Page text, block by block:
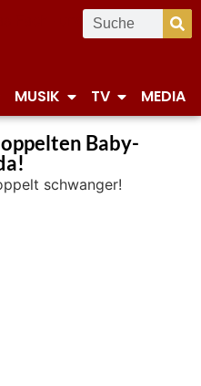
MUSIK TV MEDIA
Baby-